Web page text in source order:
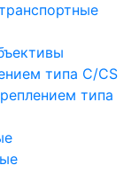
типа C/CS
типа